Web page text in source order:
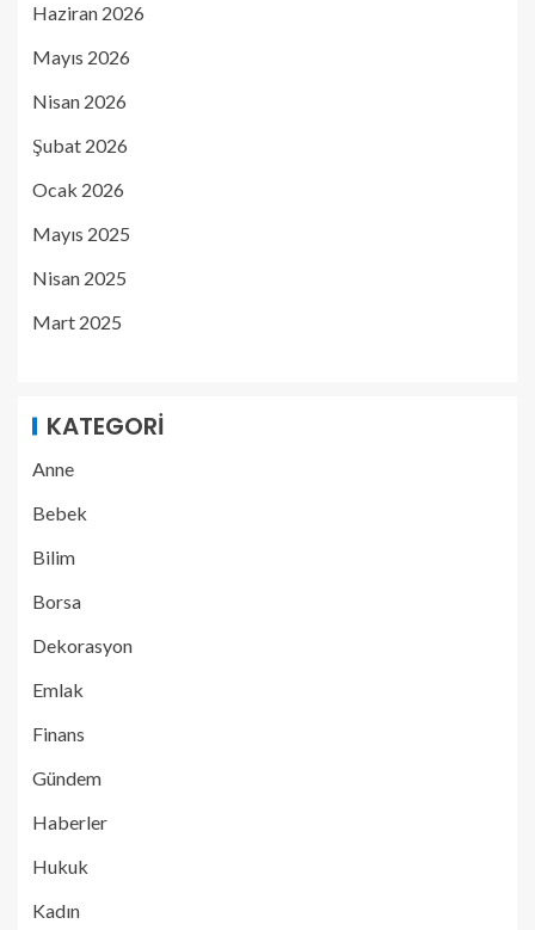
Haziran 2026
Mayıs 2026
Nisan 2026
Şubat 2026
Ocak 2026
Mayıs 2025
Nisan 2025
Mart 2025
KATEGORI
Anne
Bebek
Bilim
Borsa
Dekorasyon
Emlak
Finans
Gündem
Haberler
Hukuk
Kadın